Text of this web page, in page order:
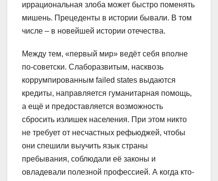
иррациональная злоба может быстро поменять
мишень. Прецеденты в истории бывали. В том
числе – в новейшей истории отечества.
Между тем, «первый мир» ведёт себя вполне
по-советски. Слаборазвитым, насквозь
коррумпированным failed states выдаются
кредиты, направляется гуманитарная помощь,
а ещё и предоставляется возможность
сбросить излишек населения. При этом никто
не требует от несчастных рефьюджей, чтобы
они спешили выучить язык страны
пребывания, соблюдали её законы и
овладевали полезной профессией. А когда кто-